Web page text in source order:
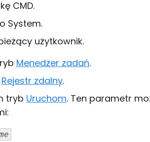
CMD.
System.
użytkownik.
Menedżer zadań.
Rejestr zdalny.
tryb Uruchom. Ten parametr